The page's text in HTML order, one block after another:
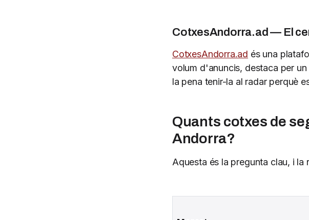
CotxesAndorra.ad — El
CotxesAndorra.ad és una
volum d'anuncis, destaca per
la pena tenir-la al radar perquè
Quants cotxes de
Andorra?
Aquesta és la pregunta clau, i